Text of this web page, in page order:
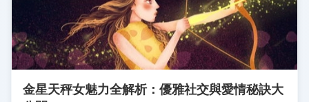
金星天秤女魅力全解析：優雅社交與愛情秘訣大